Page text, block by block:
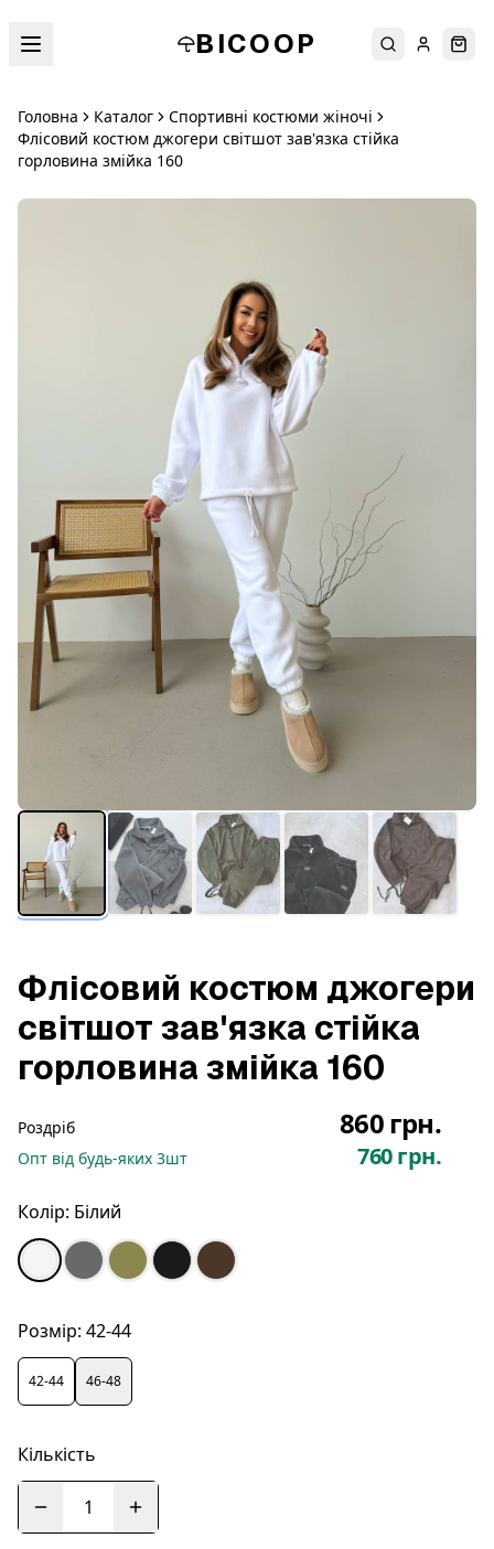
BICOOP ПошукУвійти
Головна Каталог
Спортивні костюми жіночі
Флісовий костюм джогери світшот зав'язка стійка
горловина змійка 160
Флісовий костюм джогери
світшот зав'язка стійка
горловина змійка 160
Роздріб 860 грн.
Опт від будь-яких 3шт 760 грн.
Колір: Білий
Розмір: 42-44
42-44 46-48
Кількість
1